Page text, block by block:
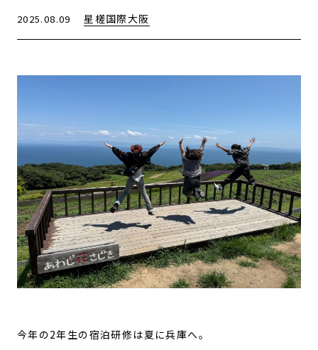
2025.08.09 星槎国際大阪
今年の2年生の宿泊研修は夏に兵庫へ。